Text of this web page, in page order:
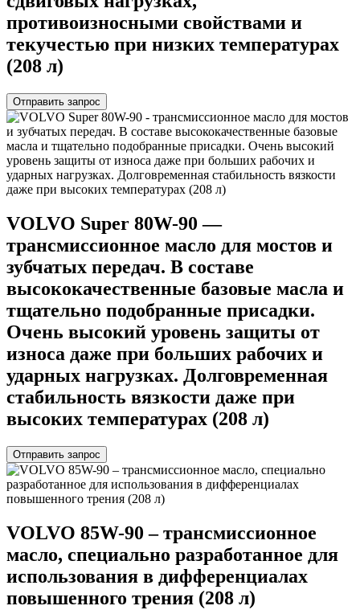
противоизносными свойствами и
текучестью при низких температурах
(208 л)
Отправить запрос
VOLVO Super 80W-90 —
трансмиссионное масло для мостов и
зубчатых передач. В составе
высококачественные базовые масла и
тщательно подобранные присадки.
Очень высокий уровень защиты от
износа даже при больших рабочих и
ударных нагрузках. Долговременная
стабильность вязкости даже при
высоких температурах (208 л)
Отправить запрос
VOLVO 85W-90 – трансмиссионное
масло, специально разработанное для
использования в дифференциалах
повышенного трения (208 л)